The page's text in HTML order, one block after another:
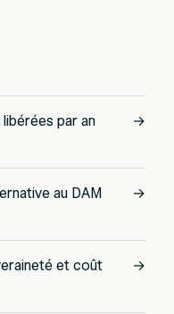
par an
→
au DAM
→
et coût
→